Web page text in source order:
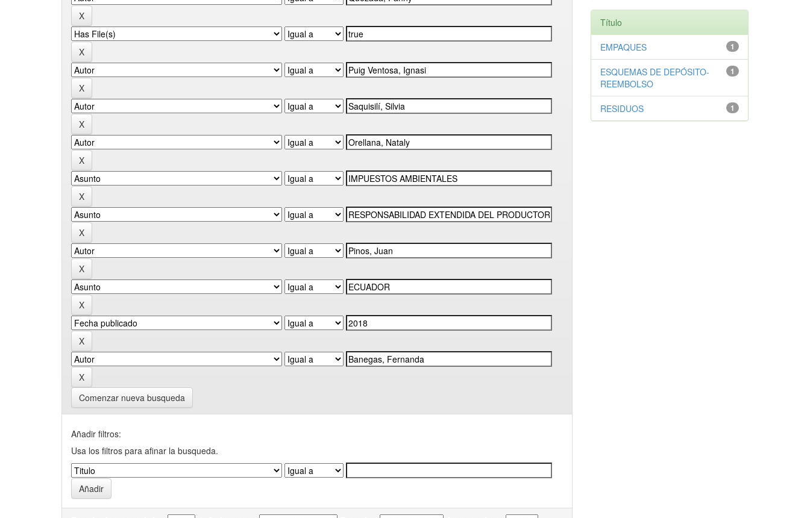
Comenzar nueva busqueda
Añadir filtros:
Usa los filtros para afinar la busqueda.
Título
1
EMPAQUES
1
ESQUEMAS DE DEPÓSITO-
REEMBOLSO
1
RESIDUOS